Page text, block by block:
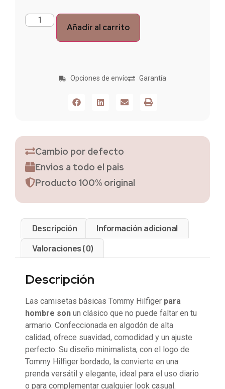
Añadir al carrito
Opciones de envío Garantía
Cambio por defecto
Envios a todo el pais
Producto 100% original
Descripción
Información adicional
Valoraciones (0)
Descripción
Las camisetas básicas Tommy Hilfiger para
hombre son un clásico que no puede faltar en tu
armario. Confeccionada en algodón de alta
calidad, ofrece suavidad, comodidad y un ajuste
perfecto. Su diseño minimalista, con el logo de
Tommy Hilfiger bordado, la convierte en una
prenda versátil y elegante, ideal para el uso diario
o para complementar cualquier look casual.